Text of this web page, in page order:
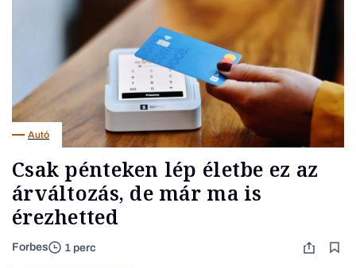
Autó
Csak pénteken lép életbe ez az
árváltozás, de már ma is
érezhetted
Forbes 1 perc